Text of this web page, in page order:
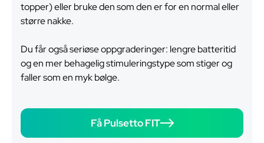
topper) eller bruke den som den er for en normal eller
større nakke.
Du får også seriøse oppgraderinger: lengre batteritid
og en mer behagelig stimuleringstype som stiger og
faller som en myk bølge.
Få Pulsetto FIT